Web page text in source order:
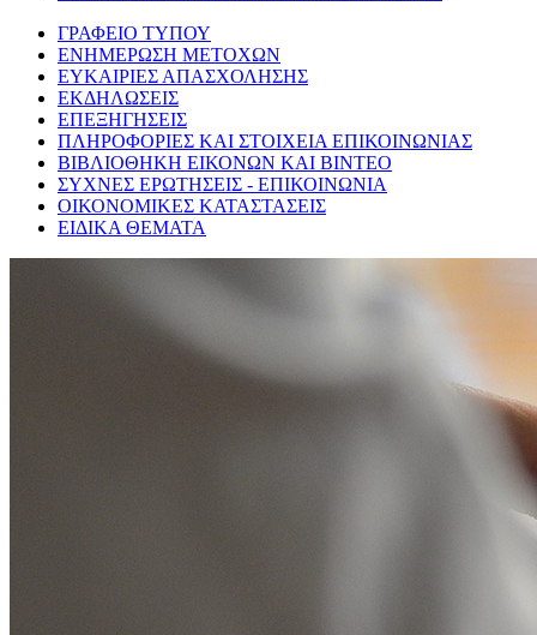
ΓΡΑΦΕΙΟ ΤΥΠΟΥ
ΕΝΗΜΕΡΩΣΗ ΜΕΤΟΧΩΝ
ΕΥΚΑΙΡΙΕΣ ΑΠΑΣΧΟΛΗΣΗΣ
ΕΚΔΗΛΩΣΕΙΣ
ΕΠΕΞΗΓΗΣΕΙΣ
ΠΛΗΡΟΦΟΡΙΕΣ ΚΑΙ ΣΤΟΙΧΕΙΑ ΕΠΙΚΟΙΝΩΝΙΑΣ
ΒΙΒΛΙΟΘΗΚΗ ΕΙΚΟΝΩΝ ΚΑΙ ΒΙΝΤΕΟ
ΣΥΧΝΕΣ ΕΡΩΤΗΣΕΙΣ - ΕΠΙΚΟΙΝΩΝΙΑ
ΟΙΚΟΝΟΜΙΚΕΣ ΚΑΤΑΣΤΑΣΕΙΣ
ΕΙΔΙΚΑ ΘΕΜΑΤΑ